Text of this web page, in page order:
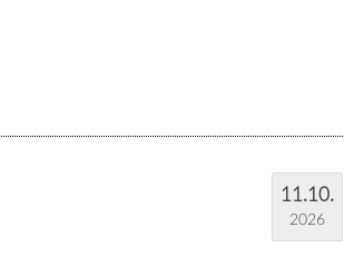
11.10.
2026